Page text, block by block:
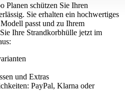
Planen schützen Sie Ihren
Sie erhalten ein hochwertiges
passt und zu Ihrem
Ihre Strandkorbhülle jetzt im
und Extras
PayPal, Klarna oder